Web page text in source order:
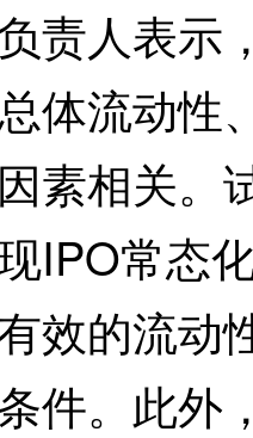
责人表示
体流动性
素相关。
IPO常态
效的流动
件。此外